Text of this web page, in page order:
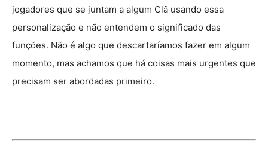
jogadores que se juntam a algum Clã usando essa
personalização e não entendem o significado das
funções. Não é algo que descartaríamos fazer em algum
momento, mas achamos que há coisas mais urgentes que
precisam ser abordadas primeiro.